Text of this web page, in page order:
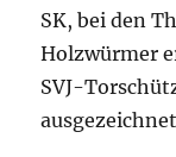
SK, bei den
Holzwürmer
SVJ-